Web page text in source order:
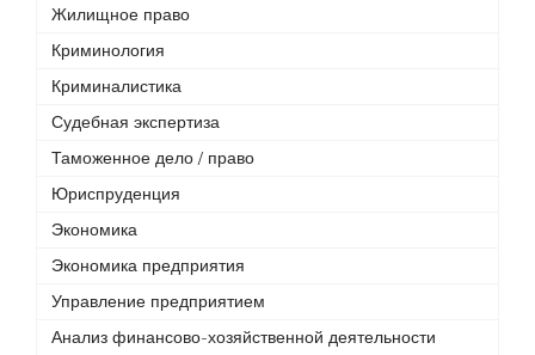
Жилищное право
Криминология
Криминалистика
Судебная экспертиза
Таможенное дело / право
Юриспруденция
Экономика
Экономика предприятия
Управление предприятием
Анализ финансово-хозяйственной деятельности